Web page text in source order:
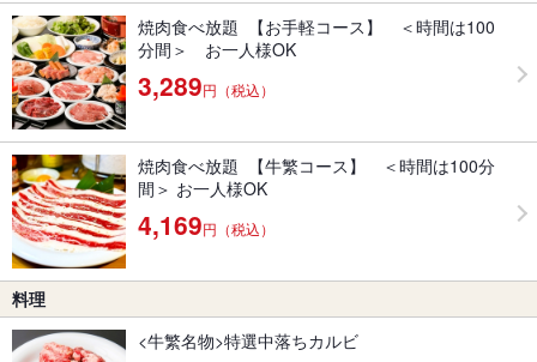
焼肉食べ放題 【お手軽コース】 ＜時間は100
分間＞ お一人様OK
3,289円（税込）
焼肉食べ放題 【牛繁コース】 ＜時間は100分
間＞ お一人様OK
4,169円（税込）
料理
<牛繁名物>特選中落ちカルビ